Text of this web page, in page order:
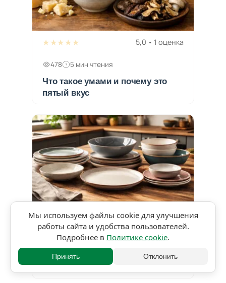
★★★★★ 5,0 • 1 оценка
478 5 мин чтения
Что такое умами и почему это
пятый вкус
★★★★★ 5,0 • 1 оценка
448 3 мин чтения
Классификация тарелок и зачем
повару понимать разницу
Мы используем файлы cookie для улучшения
работы сайта и удобства пользователей.
Подробнее в Политике cookie.
Принять Отклонить